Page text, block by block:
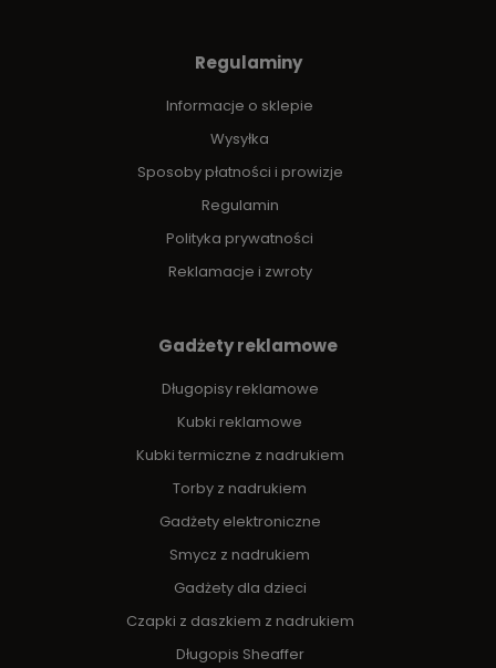
Regulaminy
Informacje o sklepie
Wysyłka
Sposoby płatności i prowizje
Regulamin
Polityka prywatności
Reklamacje i zwroty
Gadżety reklamowe
Długopisy reklamowe
Kubki reklamowe
Kubki termiczne z nadrukiem
Torby z nadrukiem
Gadżety elektroniczne
Smycz z nadrukiem
Gadżety dla dzieci
Czapki z daszkiem z nadrukiem
Długopis Sheaffer